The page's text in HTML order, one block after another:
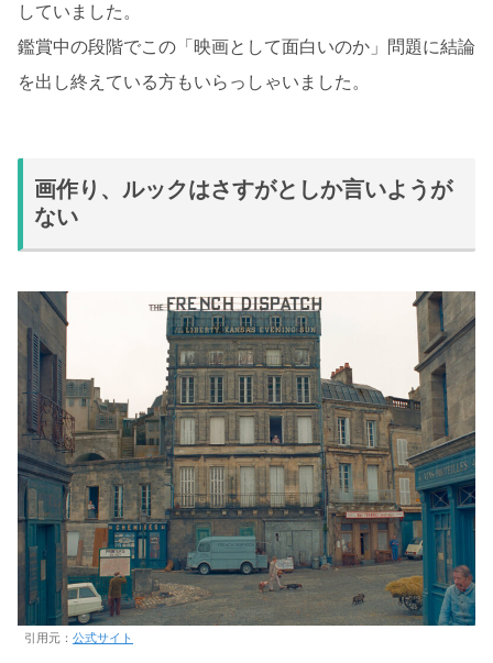
していました。
鑑賞中の段階でこの「映画として面白いのか」問題に結論
を出し終えている方もいらっしゃいました。
画作り、ルックはさすがとしか言いようが
ない
引用元： 公式サイト